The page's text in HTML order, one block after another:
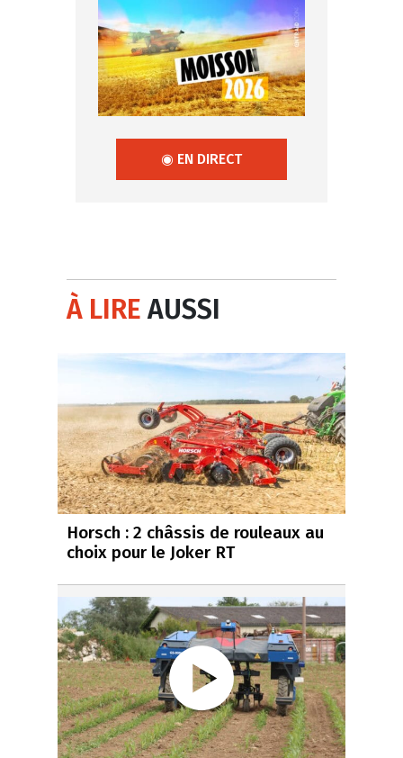
◉ EN DIRECT
À LIREAUSSI
Horsch : 2 châssis de rouleaux au
choix pour le Joker RT